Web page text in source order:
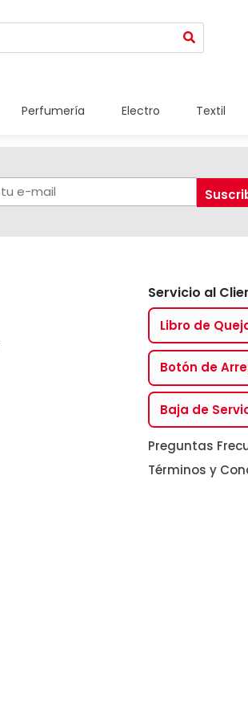
Perfumería Electro Textil
Servicio al
Libro de
Botón de
Baja de
Preguntas
Términos y